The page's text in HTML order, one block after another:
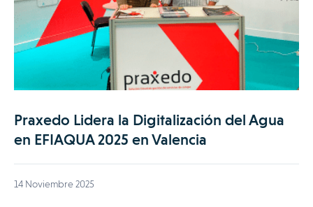
Praxedo Lidera la Digitalización del Agua
en EFIAQUA 2025 en Valencia
14 Noviembre 2025